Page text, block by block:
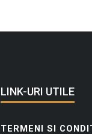
LINK-URI UTILE
TERMENI SI